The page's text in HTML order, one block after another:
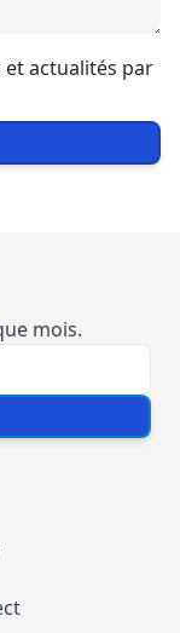
et actualités par
mois.